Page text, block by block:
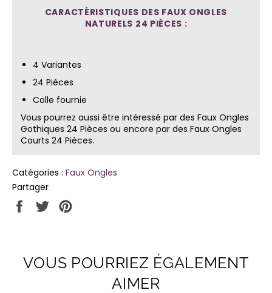
CARACTÉRISTIQUES DES FAUX ONGLES
NATURELS 24 PIÈCES :
4 Variantes
24 Pièces
Colle fournie
Vous pourrez aussi être intéressé par des Faux Ongles
Gothiques 24 Pièces ou encore par des Faux Ongles
Courts 24 Pièces.
Catégories : Faux Ongles
Partager
Partager
sur
Tweeter
sur
VOUS POURRIEZ ÉGALEMENT
AIMER